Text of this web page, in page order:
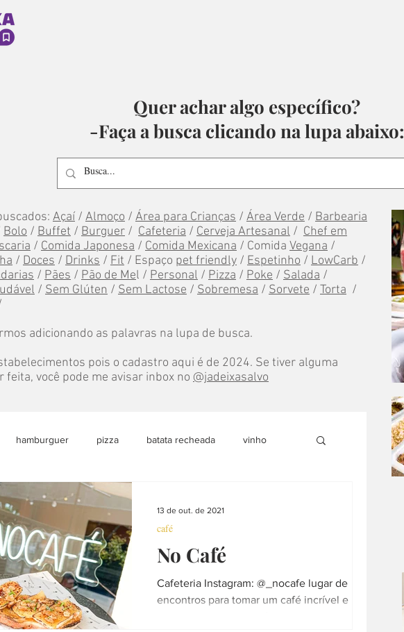
Quer achar algo específico?
-Faça a busca clicando na lupa abaixo:
Açaí / Almoço / Área para Crianças / Área Verde / Barbearia
Bolo / Buffet / Burguer / Cafeteria / Cerveja Artesanal / Chef em
/ Comida Japonesa / Comida Mexicana / Comida Vegana /
/ Doces / Drinks / Fit / Espaço pet friendly / Espetinho / LowCarb /
/ Pães / Pão de Mel / Personal / Pizza / Poke / Salada /
/ Sem Glúten / Sem Lactose / Sobremesa / Sorvete / Torta /
adicionando as palavras na lupa de busca.
pois o cadastro aqui é de 2024. Se tiver alguma
feita, você pode me avisar inbox no @jadeixasalvo
hamburguer pizza batata recheada vinho
congelado marmita
pet grazing table sobremesa loja colaborativa
saudável culinária internacional árabe
No Café
Cafeteria Instagram: @_nocafe lugar de
encontros para tomar um café incrível e
café
13 de out. de 2021